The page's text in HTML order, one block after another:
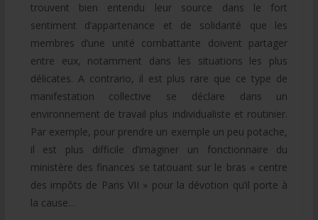
trouvent bien entendu leur source dans le fort
sentiment d’appartenance et de solidarité que les
membres d’une unité combattante doivent partager
entre eux, notamment dans les situations les plus
délicates. A contrario, il est plus rare que ce type de
manifestation collective se déclare dans un
environnement de travail plus individualiste et routinier.
Par exemple, pour prendre un exemple un peu potache,
il est plus difficile d’imaginer un fonctionnaire du
ministère des finances se tatouant sur le bras « centre
des impôts de Paris VII » pour la dévotion qu’il porte à
la cause…